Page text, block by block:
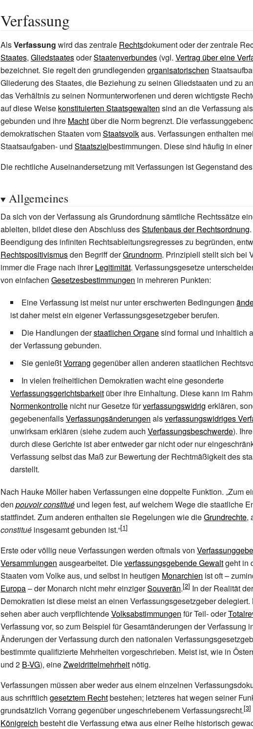
Verfassung
AlsVerfassung wird das zentrale Rechtsdokument oder der zentrale
Staates, GliedstaatesoderStaatenverbundes (vgl. Vertrag über eine
bezeichnet. Sie regelt den grundlegenden organisatorischen
Gliederung des Staates, die Beziehung zu seinen Gliedstaaten und zu
das Verhältnis zu seinen Normunterworfenen und deren wichtigste
auf diese Weise konstituierten Staatsgewalten sind an die Verfassung
gebunden und ihre Macht über die Norm begrenzt. Die
demokratischen Staaten vomStaatsvolkaus. Verfassungen enthalten
Staatsaufgaben- und Staatszielbestimmungen. Diese sind häufig in einer
Die rechtliche Auseinandersetzung mit Verfassungen ist Gegenstand des
Allgemeines
Da sich von der Verfassung als Grundordnung sämtliche Rechtssätze
ableiten, bildet diese den Abschluss desStufenbaus der Rechtsordnung
Beendigung des infiniten Rechtsableitungsregresses zu begründen,
Rechtspositivismusden Begriff derGrundnorm. Prinzipiell stellt sich bei
immer die Frage nach ihrerLegitimität. Verfassungsgesetze
von einfachen Gesetzesbestimmungen in mehreren Punkten:
Eine Verfassung ist meist nur unter erschwerten Bedingungen
ist daher meist ein eigener Verfassungsgesetzgeber berufen.
Die Handlungen derstaatlichen Organesind formal und inhaltlich
der Verfassung gebunden.
Sie genießtVorrang gegenüber allen anderen staatlichen
In vielen freiheitlichen Demokratien wacht eine gesonderte
Verfassungsgerichtsbarkeit über ihre Einhaltung. Diese kann im
Normenkontrolle nicht nur Gesetze fürverfassungswidrig erklären,
gegebenenfallsVerfassungsänderungen alsverfassungswidriges
unwirksam erklären (siehe zudem auch Verfassungsbeschwerde).
durch diese Gerichte ist aber entweder gar nicht oder nur
Verfassung selbst das Maß zur Bewertung der Rechtmäßigkeit des
darstellt.
Nach Hauke Möller haben Verfassungen eine doppelte Funktion. „Zum
den pouvoir constitué und legen fest, auf welchem Wege die staatliche
stattfindet. Zum anderen enthalten sie Regelungen wie dieGrundrechte,
constitué insgesamt gebunden ist.“
Erste oder völlig neue Verfassungen werden oftmals von
Versammlungen ausgearbeitet. Dieverfassungsgebende Gewaltgeht in
Staaten vom Volke aus, und selbst in heutigen Monarchien ist oft –
Europa– der Monarch nicht mehr einzigerSouverän.
In der Realität
Demokratien ist diese meist an einen Verfassungsgesetzgeber delegiert.
sehen aber auch verpflichtendeVolksabstimmungen für Teil- oder
Verfassung vor, so zum Beispiel für Gesamtänderungen der Verfassung
Änderungen der Verfassung durch den nationalen
bestimmte qualifizierte Mehrheiten vorgeschrieben. Meist ist, wie in
und 2 B-VG), eineZweidrittelmehrheit nötig.
Verfassungen müssen aber weder aus einem einzelnen
aus schriftlich gesetztem Rechtbestehen; letzteres hat wegen seiner
grundsätzlich Vorrang gegenüber ungeschriebenem Verfassungsrecht.
Königreich besteht die Verfassung etwa aus einer Reihe historisch